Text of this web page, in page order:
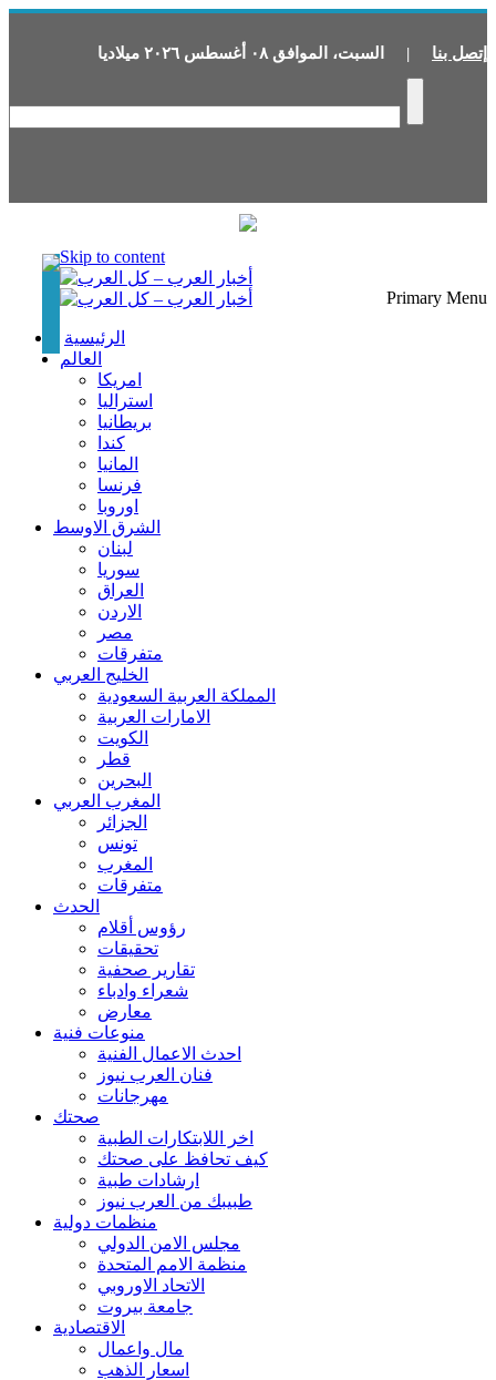
إتصل بنا | السبت، الموافق ٠٨ أغسطس ٢٠٢٦ ميلاديا
Skip to content
Primary Menu
الرئيسية
العالم
امريكا
استراليا
بريطانيا
كندا
المانيا
فرنسا
اوروبا
الشرق الاوسط
لبنان
سوريا
العراق
الاردن
مصر
متفرقات
الخليج العربي
المملكة العربية السعودية
الامارات العربية
الكويت
قطر
البحرين
المغرب العربي
الجزائر
تونس
المغرب
متفرقات
الحدث
رؤوس أقلام
تحقيقات
تقارير صحفية
شعراء وادباء
معارض
منوعات فنية
احدث الاعمال الفنية
فنان العرب نيوز
مهرجانات
صحتك
اخر اللابتكارات الطبية
كيف تحافظ على صحتك
ارشادات طبية
طبيبك من العرب نيوز
منظمات دولية
مجلس الامن الدولي
منظمة الامم المتحدة
الاتحاد الاوروبي
جامعة بيروت
الاقتصادية
مال واعمال
اسعار الذهب